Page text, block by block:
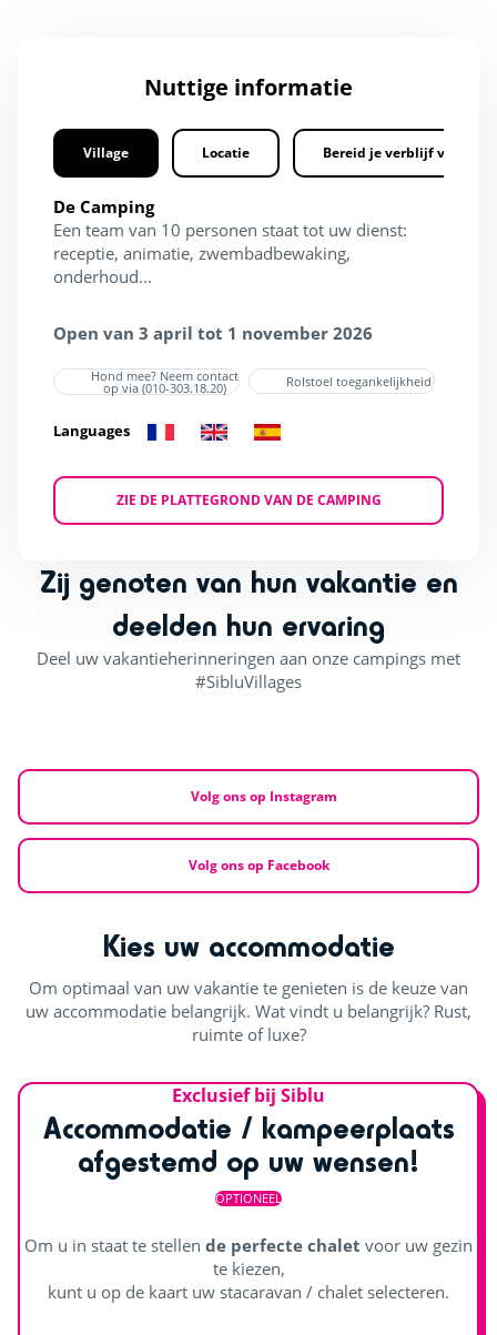
Nuttige informatie
Village Locatie Bereid je verblijf voor
De Camping
Een team van 10 personen staat tot uw dienst:
receptie, animatie, zwembadbewaking,
onderhoud...
Open van 3 april tot 1 november 2026
Hond mee? Neem contact
op via (010-303.18.20) Rolstoel toegankelijkheid
Languages
ZIE DE PLATTEGROND VAN DE CAMPING
Zij genoten van hun vakantie en
deelden hun ervaring
Deel uw vakantieherinneringen aan onze campings met
#SibluVillages
Volg ons op Instagram
Volg ons op Facebook
Kies uw accommodatie
Om optimaal van uw vakantie te genieten is de keuze van
uw accommodatie belangrijk. Wat vindt u belangrijk? Rust,
ruimte of luxe?
Exclusief bij Siblu
Accommodatie / kampeerplaats
afgestemd op uw wensen!
OPTIONEEL
Om u in staat te stellen de perfecte chalet voor uw gezin
te kiezen,
kunt u op de kaart uw stacaravan / chalet selecteren.